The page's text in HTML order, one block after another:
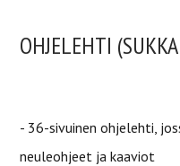
OHJELEHTI
- 36-sivuinen ohjelehti,
neuleohjeet ja kaaviot